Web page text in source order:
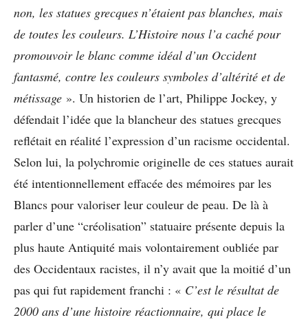
non, les statues grecques n’étaient pas blanches, mais
de toutes les couleurs. L’Histoire nous l’a caché pour
promouvoir le blanc comme idéal d’un Occident
fantasmé, contre les couleurs symboles d’altérité et de
métissage ». Un historien de l’art, Philippe Jockey, y
défendait l’idée que la blancheur des statues grecques
reflétait en réalité l’expression d’un racisme occidental.
Selon lui, la polychromie originelle de ces statues aurait
été intentionnellement effacée des mémoires par les
Blancs pour valoriser leur couleur de peau. De là à
parler d’une “créolisation” statuaire présente depuis la
plus haute Antiquité mais volontairement oubliée par
des Occidentaux racistes, il n’y avait que la moitié d’un
pas qui fut rapidement franchi : « C’est le résultat de
2000 ans d’une histoire réactionnaire, qui place le